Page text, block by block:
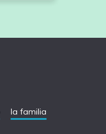
la familia